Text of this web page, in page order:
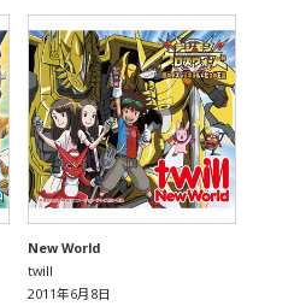
New World
twill
2011年6月8日